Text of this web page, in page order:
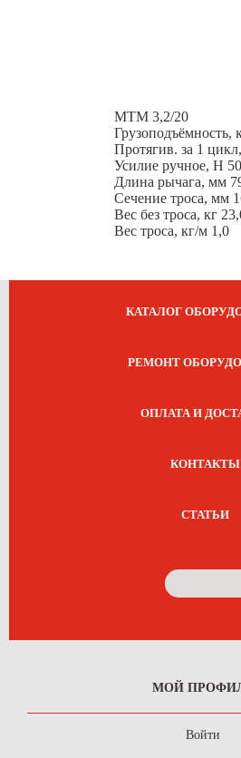
МТМ 3,2/20
Грузоподъёмность,
Протягив. за 1
Усилие ручное, Н 50
Длина рычага, мм
Сечение троса, мм
Вес без троса, кг
Вес троса, кг/м 1,0
КАТАЛОГ
РЕМОНТ
ОПЛАТА И
КОНТАКТЫ
СТАТЬИ
МОЙ
Войти